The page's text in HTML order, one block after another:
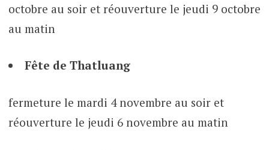
octobre au soir et réouverture le jeudi 9 octobre
au matin
Fête de Thatluang
fermeture le mardi 4 novembre au soir et
réouverture le jeudi 6 novembre au matin